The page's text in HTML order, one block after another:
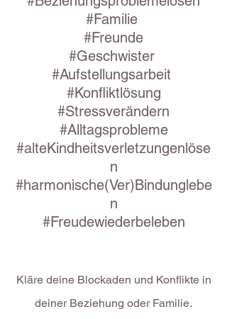
#Familie
#Freunde
#Geschwister
#Aufstellungsarbeit
#Konfliktlösung
#Stressverändern
#Alltagsprobleme
#alteKindheitsverletzungenlöse
n
#harmonische(Ver)Bindunglebe
n
#Freudewiederbeleben
Kläre deine Blockaden und Konflikte in
deiner Beziehung oder Familie.